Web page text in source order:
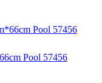
Pool 57456